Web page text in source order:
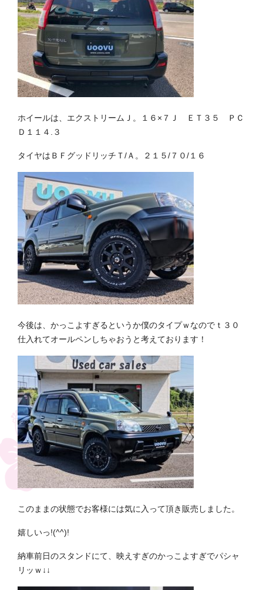
ホイールは、エクストリームＪ。１６×７Ｊ ＥＴ３５ ＰＣ
Ｄ１１４.３
タイヤはＢＦグッドリッチＴ/Ａ。２１５/７０/１６
今後は、かっこよすぎるというか僕のタイプｗなのでｔ３０
仕入れてオールペンしちゃおうと考えております！
このままの状態でお客様には気に入って頂き販売しました。
嬉しいっ!(^^)!
納車前日のスタンドにて、映えすぎのかっこよすぎでパシャ
リッｗ↓↓